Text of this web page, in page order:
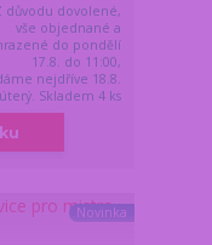
důvodu dovolené,
vše objednané a
do pondělí
17.8. do 11:00,
nejdříve 18.8.
Skladem 4 ks
Novinka